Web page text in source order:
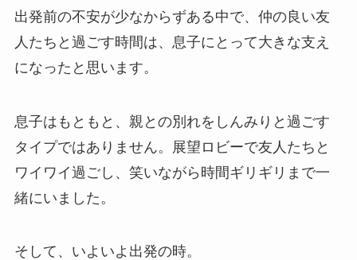
出発前の不安が少なからずある中で、仲の良い友
人たちと過ごす時間は、息子にとって大きな支え
になったと思います。
息子はもともと、親との別れをしんみりと過ごす
タイプではありません。展望ロビーで友人たちと
ワイワイ過ごし、笑いながら時間ギリギリまで一
緒にいました。
そして、いよいよ出発の時。